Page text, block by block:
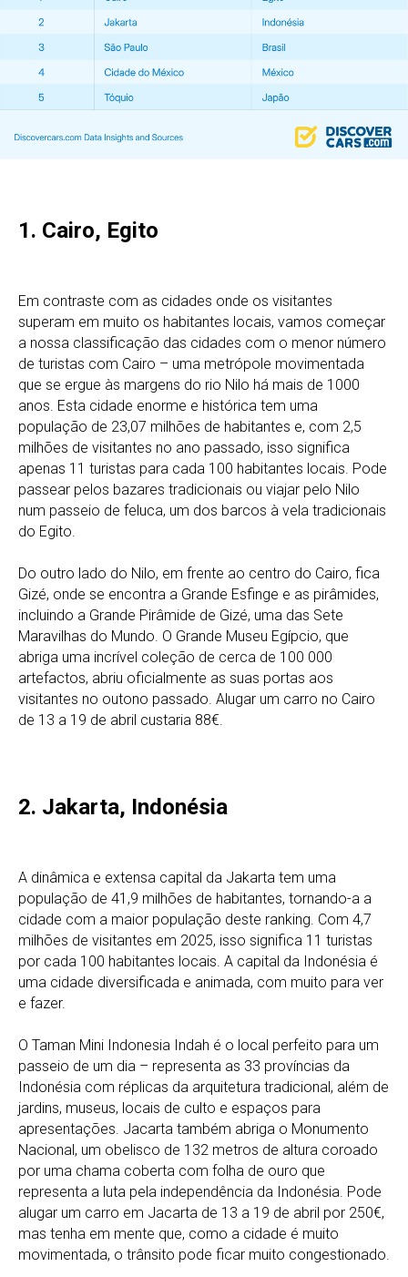
1. Cairo, Egito
Em contraste com as cidades onde os visitantes
superam em muito os habitantes locais, vamos começar
a nossa classificação das cidades com o menor número
de turistas com Cairo – uma metrópole movimentada
que se ergue às margens do rio Nilo há mais de 1000
anos. Esta cidade enorme e histórica tem uma
população de 23,07 milhões de habitantes e, com 2,5
milhões de visitantes no ano passado, isso significa
apenas 11 turistas para cada 100 habitantes locais. Pode
passear pelos bazares tradicionais ou viajar pelo Nilo
num passeio de feluca, um dos barcos à vela tradicionais
do Egito.
Do outro lado do Nilo, em frente ao centro do Cairo, fica
Gizé, onde se encontra a Grande Esfinge e as pirâmides,
incluindo a Grande Pirâmide de Gizé, uma das Sete
Maravilhas do Mundo. O Grande Museu Egípcio, que
abriga uma incrível coleção de cerca de 100 000
artefactos, abriu oficialmente as suas portas aos
visitantes no outono passado. Alugar um carro no Cairo
de 13 a 19 de abril custaria 88€.
2. Jakarta, Indonésia
A dinâmica e extensa capital da Jakarta tem uma
população de 41,9 milhões de habitantes, tornando-a a
cidade com a maior população deste ranking. Com 4,7
milhões de visitantes em 2025, isso significa 11 turistas
por cada 100 habitantes locais. A capital da Indonésia é
uma cidade diversificada e animada, com muito para ver
e fazer.
O Taman Mini Indonesia Indah é o local perfeito para um
passeio de um dia – representa as 33 províncias da
Indonésia com réplicas da arquitetura tradicional, além de
jardins, museus, locais de culto e espaços para
apresentações. Jacarta também abriga o Monumento
Nacional, um obelisco de 132 metros de altura coroado
por uma chama coberta com folha de ouro que
representa a luta pela independência da Indonésia. Pode
alugar um carro em Jacarta de 13 a 19 de abril por 250€,
mas tenha em mente que, como a cidade é muito
movimentada, o trânsito pode ficar muito congestionado.